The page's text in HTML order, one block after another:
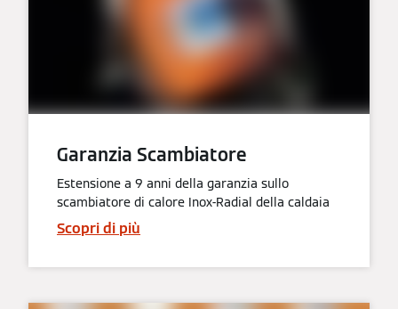
Garanzia Scambiatore
Estensione a 9 anni della garanzia sullo
scambiatore di calore Inox-Radial della caldaia
Scopri di più